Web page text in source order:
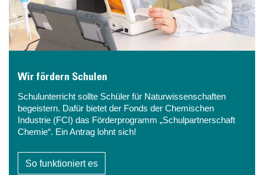
Wir fördern Schulen
Schulunterricht sollte Schüler für Naturwissenschaften
begeistern. Dafür bietet der Fonds der Chemischen
Industrie (FCI) das Förderprogramm „Schulpartnerschaft
Chemie“. Ein Antrag lohnt sich!
So funktioniert es